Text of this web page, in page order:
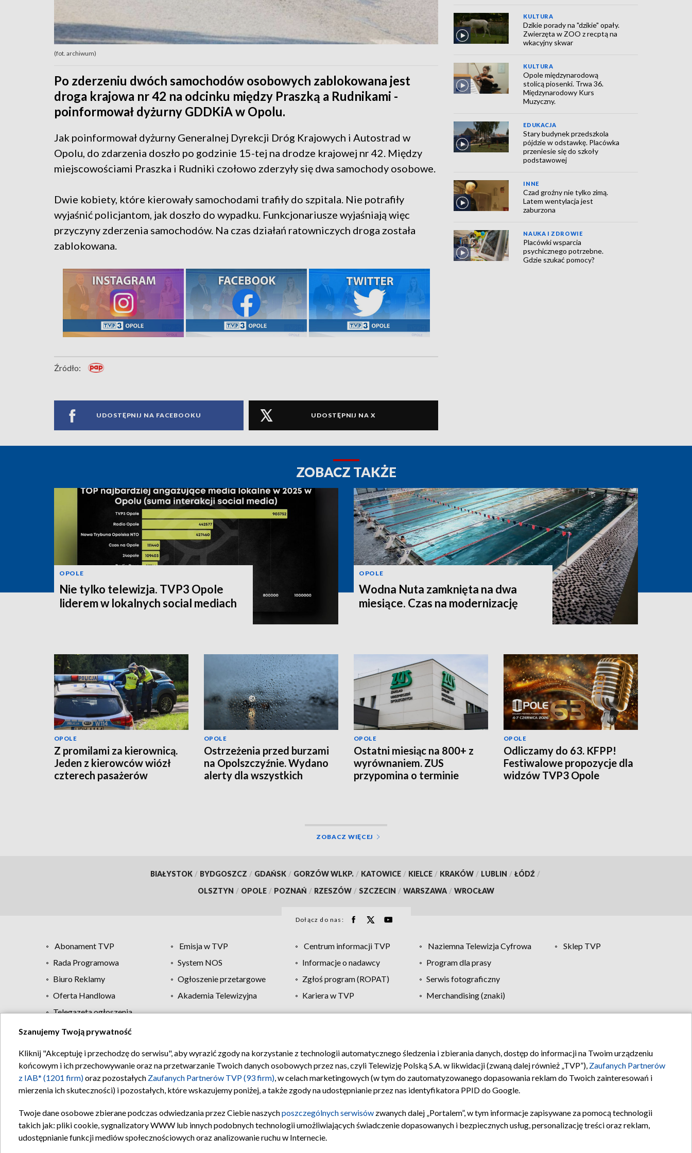
(fot. archiwum)
Po zderzeniu dwóch samochodów osobowych zablokowana jest
droga krajowa nr 42 na odcinku między Praszką a Rudnikami -
poinformował dyżurny GDDKiA w Opolu.
Jak poinformował dyżurny Generalnej Dyrekcji Dróg Krajowych i Autostrad w
Opolu, do zdarzenia doszło po godzinie 15-tej na drodze krajowej nr 42. Między
miejscowościami Praszka i Rudniki czołowo zderzyły się dwa samochody osobowe.
Dwie kobiety, które kierowały samochodami trafiły do szpitala. Nie potrafiły
wyjaśnić policjantom, jak doszło do wypadku. Funkcjonariusze wyjaśniają więc
przyczyny zderzenia samochodów. Na czas działań ratowniczych droga została
zablokowana.
Źródło:
UDOSTĘPNIJ NA FACEBOOKU UDOSTĘPNIJ NA X
KULTURA
Dzikie porady na "dzikie" opały.
Zwierzęta w ZOO z recptą na
wkacyjny skwar
KULTURA
Opole międzynarodową
stolicą piosenki. Trwa 36.
Międzynarodowy Kurs
Muzyczny.
EDUKACJA
Stary budynek przedszkola
pójdzie w odstawkę. Placówka
przeniesie się do szkoły
podstawowej
INNE
Czad groźny nie tylko zimą.
Latem wentylacja jest
zaburzona
NAUKA I ZDROWIE
Placówki wsparcia
psychicznego potrzebne.
Gdzie szukać pomocy?
ZOBACZ TAKŻE
OPOLE
Nie tylko telewizja. TVP3 Opole
liderem w lokalnych social mediach
OPOLE
Wodna Nuta zamknięta na dwa
miesiące. Czas na modernizację
OPOLE
Z promilami za kierownicą.
Jeden z kierowców wiózł
czterech pasażerów
OPOLE
Ostrzeżenia przed burzami
na Opolszczyźnie. Wydano
alerty dla wszystkich
OPOLE
Ostatni miesiąc na 800+ z
wyrównaniem. ZUS
przypomina o terminie
OPOLE
Odliczamy do 63. KFPP!
Festiwalowe propozycje dla
widzów TVP3 Opole
ZOBACZ WIĘCEJ
BIAŁYSTOK / BYDGOSZCZ / GDAŃSK / GORZÓW WLKP. / KATOWICE / KIELCE / KRAKÓW / LUBLIN / ŁÓDŹ /
OLSZTYN / OPOLE / POZNAŃ / RZESZÓW / SZCZECIN / WARSZAWA / WROCŁAW
Dołącz do nas:
Abonament TVP Emisja w TVP Centrum informacji TVP Naziemna Telewizja Cyfrowa
Sklep TVP
Rada Programowa
System NOS Informacje o nadawcy
Program dla prasy
Biuro Reklamy
Ogłoszenie przetargowe Zgłoś program (ROPAT)
Serwis fotograficzny
Oferta Handlowa
Akademia Telewizyjna Kariera w TVP
Merchandising (znaki)
Telegazeta ogłoszenia
Regulamin TVP Polityka prywatności Moje zgody Pomoc Biuro reklamy Kontakt
Szanujemy Twoją prywatność
Kliknij "Akceptuję i przechodzę do serwisu", aby wyrazić zgody na korzystanie z technologii automatycznego śledzenia i zbierania danych, dostęp do informacji na Twoim urządzeniu
końcowym i ich przechowywanie oraz na przetwarzanie Twoich danych osobowych przez nas, czyli Telewizję Polską S.A. w likwidacji (zwaną dalej również „TVP”), Zaufanych Partnerów
z IAB* (1201 firm)oraz pozostałych Zaufanych Partnerów TVP (93 firm), w celach marketingowych (w tym do zautomatyzowanego dopasowania reklam do Twoich zainteresowań i
mierzenia ich skuteczności) i pozostałych, które wskazujemy poniżej, a także zgody na udostępnianie przez nas identyfikatora PPID do Google.
Twoje dane osobowe zbierane podczas odwiedzania przez Ciebie naszychposzczególnych serwisów zwanych dalej „Portalem”, w tym informacje zapisywane za pomocą technologii
takich jak: pliki cookie, sygnalizatory WWW lub innych podobnych technologii umożliwiających świadczenie dopasowanych i bezpiecznych usług, personalizację treści oraz reklam,
udostępnianie funkcji mediów społecznościowych oraz analizowanie ruchu w Internecie.